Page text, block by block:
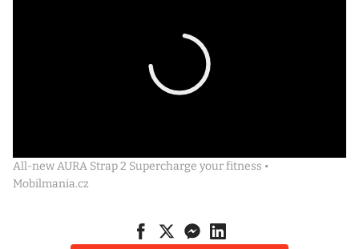
All-new AURA Strap 2 Supercharge your fitness •
Mobilmania.cz